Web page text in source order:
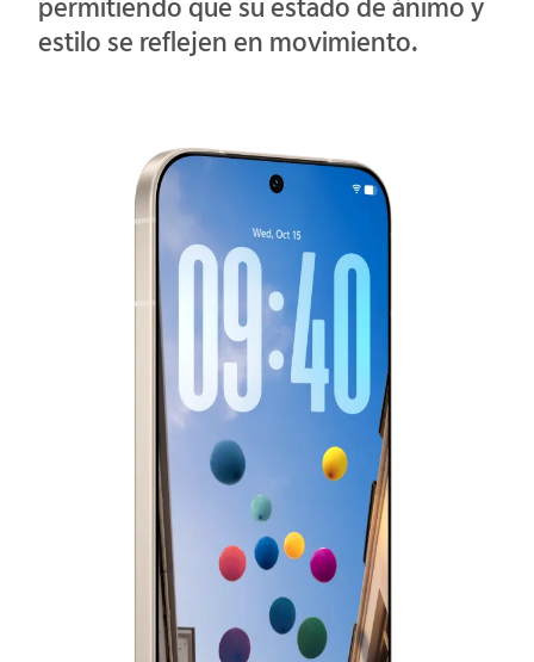
permitiendo que su estado de ánimo y
estilo se reflejen en movimiento.